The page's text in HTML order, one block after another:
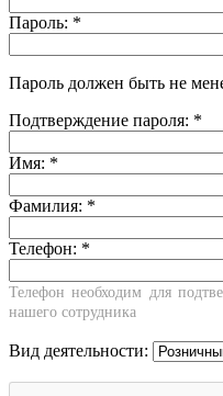
Пароль: *
Пароль должен быть не
Подтверждение пароля: *
Имя: *
Фамилия: *
Телефон: *
Телефон необходим для
нашего сотрудника
Вид деятельности: